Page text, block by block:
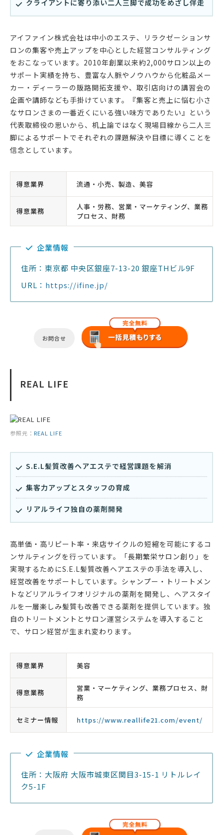
クライアントに寄り添い二人三脚で成功をめざし伴走
アイファイン株式会社は中小のエステ、リラクゼーションサ
ロンの集客や売上アップを中心とした経営コンサルティング
をおこなっています。2010年創業以来約2,000サロン以上の
サポート実績を持ち、豊富な人脈やノウハウから化粧品メー
カー・ディーラーの販路開拓支援や、取引店向けの講習会の
企画や講師なども手掛けています。『集客と売上に悩む小さ
なサロンさまの一番近くにいる強い味方でありたい』という
代表取締役の思いから、机上論ではなく現場目線から二人三
脚によるサポートでそれぞれの課題解決や目標に導くことを
信念としています。
得意業界 流通・小売、製造、美容
得意業務
人事・労務、営業・マーケティング、業務
プロセス、財務
企業情報
住所：東京都 中央区銀座7-13-20 銀座THビル9F
URL： https://ifine.jp/
お問合せ
REAL LIFE
参照元： REAL LIFE
S.E.L髪質改善ヘアエステで経営課題を解消
集客力アップとスタッフの育成
リアルライフ独自の薬剤開発
高単価・高リピート率・来店サイクルの短縮を可能にするコ
ンサルティングを行っています。「長期繁栄サロン創り」を
実現するためにS.E.L髪質改善ヘアエステの手法を導入し、
経営改善をサポートしています。シャンプー・トリートメン
トなどリアルライフオリジナルの薬剤を開発し、ヘアスタイ
ルを一層楽しみ髪質も改善できる薬剤を提供しています。独
自のトリートメントとサロン運営システムを導入すること
で、サロン経営が生まれ変わります。
得意業界 美容
得意業務
営業・マーケティング、業務プロセス、財
務
セミナー情報 https://www.reallife21.com/event/
企業情報
住所：大阪府 大阪市城東区関目3-15-1 リトルレイ
ク5-1F